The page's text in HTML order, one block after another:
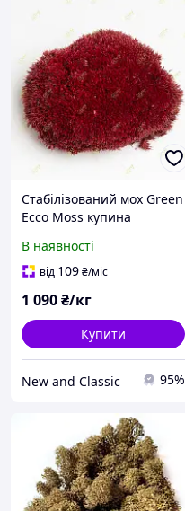
Стабілізований мох Green
Ecco Moss купина
В наявності
від 109₴/міс
1 090₴/кг
Купити
New and Classic 95%